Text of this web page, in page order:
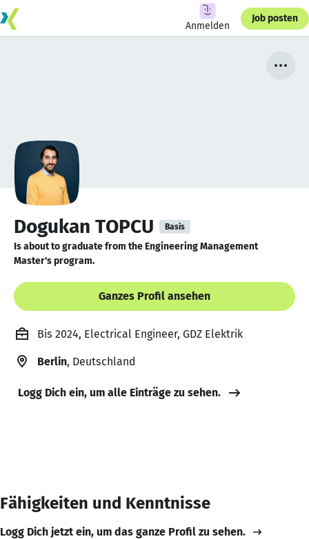
Anmelden
Job posten
Dogukan TOPCU Basis
Is about to graduate from the Engineering Management
Master's program.
Ganzes Profil ansehen
Bis 2024, Electrical Engineer, GDZ Elektrik
Berlin, Deutschland
Logg Dich ein, um alle Einträge zu sehen.
Fähigkeiten und Kenntnisse
Logg Dich jetzt ein, um das ganze Profil zu sehen.